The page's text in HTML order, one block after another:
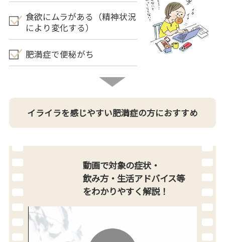
食欲にムラがある（精神状況
により変化する）
肥満症で便秘がち
イライラを感じやすい肥満症の方におすすめ
動画で対象の症状・
飲み方・生活アドバイス等
をわかりやすく解説！